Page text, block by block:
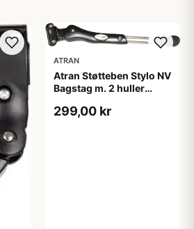
ATRAN
Atran Støtteben Stylo NV
Bagstag m. 2 huller
299,00 kr